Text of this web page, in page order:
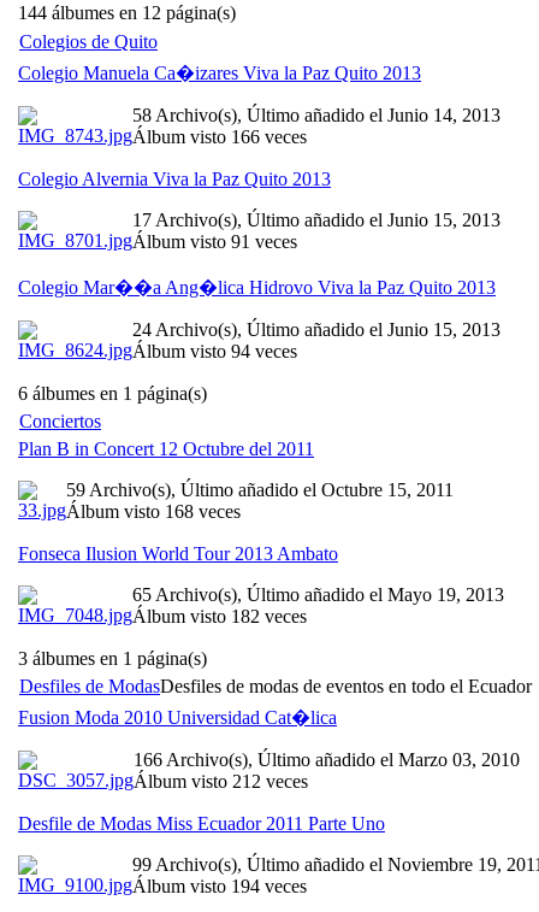
144 álbumes en 12 página(s)
Colegios de Quito
Colegio Manuela Ca�izares Viva la Paz Quito 2013
58 Archivo(s), Último añadido el Junio 14, 2013
Álbum visto 166 veces
Colegio Alvernia Viva la Paz Quito 2013
17 Archivo(s), Último añadido el Junio 15, 2013
Álbum visto 91 veces
Colegio Mar��a Ang�lica Hidrovo Viva la Paz Quito 2013
24 Archivo(s), Último añadido el Junio 15, 2013
Álbum visto 94 veces
6 álbumes en 1 página(s)
Conciertos
Plan B in Concert 12 Octubre del 2011
59 Archivo(s), Último añadido el Octubre 15, 2011
Álbum visto 168 veces
Fonseca Ilusion World Tour 2013 Ambato
65 Archivo(s), Último añadido el Mayo 19, 2013
Álbum visto 182 veces
3 álbumes en 1 página(s)
Desfiles de ModasDesfiles de modas de eventos en todo el Ecuador
Fusion Moda 2010 Universidad Cat�lica
166 Archivo(s), Último añadido el Marzo 03, 2010
Álbum visto 212 veces
Desfile de Modas Miss Ecuador 2011 Parte Uno
99 Archivo(s), Último añadido el Noviembre 19,
Álbum visto 194 veces